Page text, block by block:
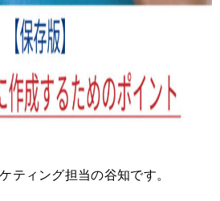
ティング担当の谷知です。